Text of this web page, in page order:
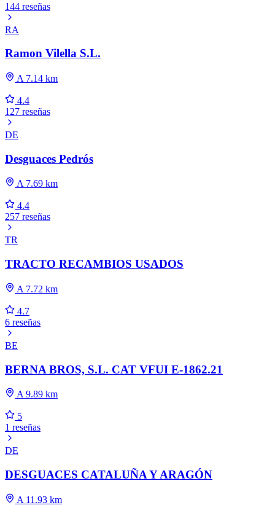
144 reseñas
RA
Ramon Vilella S.L.
A 7.14 km
4.4
127 reseñas
DE
Desguaces Pedrós
A 7.69 km
4.4
257 reseñas
TR
TRACTO RECAMBIOS USADOS
A 7.72 km
4.7
6 reseñas
BE
BERNA BROS, S.L. CAT VFUI E-1862.21
A 9.89 km
5
1 reseñas
DE
DESGUACES CATALUÑA Y ARAGÓN
A 11.93 km